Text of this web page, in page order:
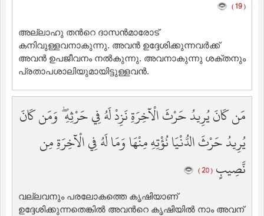
( 19 )
അല്ലാഹു തന്‍റെ ദാസന്‍മാരോട്
കനിവുള്ളവനാകുന്നു. അവന്‍ ഉദ്ദേശിക്കുന്നവര്‍ക്ക്
അവന്‍ ഉപജീവനം നല്‍കുന്നു. അവനാകുന്നു ശക്തനും
പ്രതാപശാലിയുമായിട്ടുള്ളവന്‍.
مَن كَانَ يُرِيدُ حَرْثَ الْآخِرَةِ نَزِدْ لَهُ فِي حَرْثِهِ ۖ وَمَن كَانَ
يُرِيدُ حَرْثَ الدُّنْيَا نُؤْتِهِ مِنْهَا وَمَا لَهُ فِي الْآخِرَةِ مِن
نَّصِيبٍ ( 20 )
വല്ലവനും പരലോകത്തെ കൃഷിയാണ്
ഉദ്ദേശിക്കുന്നതെങ്കില്‍ അവന്‍റെ കൃഷിയില്‍ നാം അവന്